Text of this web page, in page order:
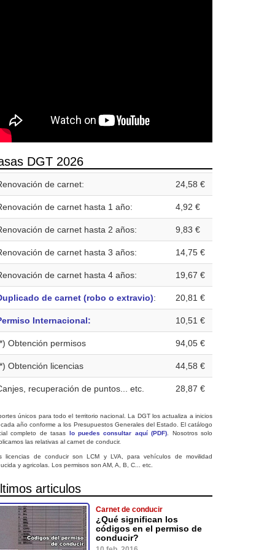
DGT 2026
de carnet: 24,58 €
de carnet hasta 1 año: 4,92 €
de carnet hasta 2 años: 9,83 €
de carnet hasta 3 años: 14,75 €
de carnet hasta 4 años: 19,67 €
de carnet (robo o extravio): 20,81 €
Internacional: 10,51 €
Obtención permisos 94,05 €
Obtención licencias 44,58 €
recuperación de puntos... etc. 28,87 €
únicos para todo el territorio nacional. La DGT los actualiza a inicios
año conforme a los Presupuestos Generales del Estado. El catálogo
completo de tasas lo puedes consultar aquí (PDF) . Nosotros solo
las relativas al carnet de conducir.
licencias de conducir son LCM y LVA, para vehículos de movilidad
y agricolas. Los permisos son AM, A, B, C... etc.
articulos
Carnet de conducir
¿Qué significan los
códigos en el permiso de
conducir?